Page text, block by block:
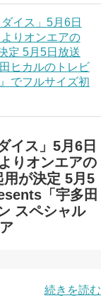
イス」5月6日
りオンエアの
定 5月5日放送
ヒカルのトレビ
でフルサイズ初
イス」5月6日
りオンエアの
用が決定 5月5
「宇多田
スペシャル
続きを読む